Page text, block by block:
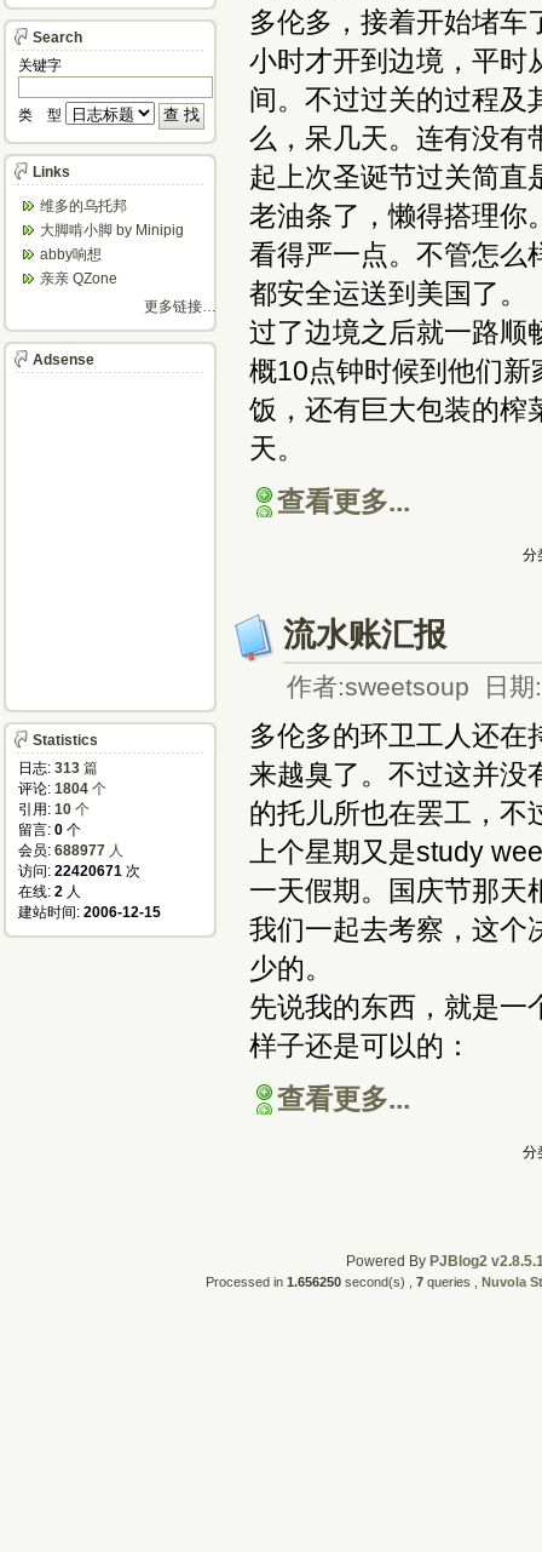
多伦多，接着开始堵车
小时才开到边境，平时
间。不过过关的过程及
么，呆几天。连有没有
起上次圣诞节过关简直
老油条了，懒得搭理你
看得严一点。不管怎么
都安全运送到美国了。
过了边境之后就一路顺
概10点钟时候到他们
饭，还有巨大包装的榨
天。
查看更多...
分
流水账汇报
作者:sweetsoup 日期
多伦多的环卫工人还在
来越臭了。不过这并没
的托儿所也在罢工，不
上个星期又是study
一天假期。国庆节那天
我们一起去考察，这个
少的。
先说我的东西，就是一
样子还是可以的：
查看更多...
分
Search
关键字
类 型
Links
维多的乌托邦
大脚啃小脚 by Minipig
abby响想
亲亲 QZone
更多链接…
Adsense
Statistics
日志: 313 篇
评论: 1804 个
引用: 10 个
留言: 0 个
会员: 688977 人
访问: 22420671 次
在线: 2 人
建站时间: 2006-12-15
Powered By PJBlog2
Processed in 1.656250 second(s) , 7 queries , Nuvola